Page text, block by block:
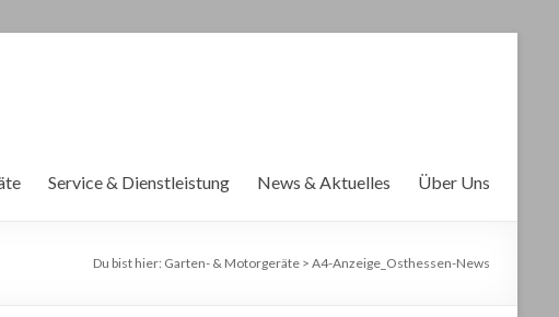
Service & Dienstleistung News & Aktuelles Über Uns
Du bist hier: Garten- & Motorgeräte > A4-Anzeige_Osthessen-News